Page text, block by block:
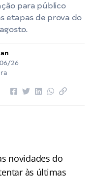
para público
etapas de prova do
26
novidades do
às últimas